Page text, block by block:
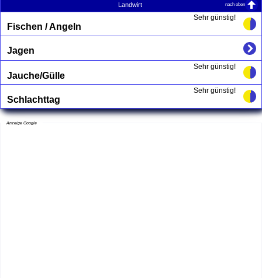
Landwirt nach oben
Sehr günstig!
Fischen / Angeln
Jagen
Sehr günstig!
Jauche/Gülle
Sehr günstig!
Schlachttag
Anzeige Google